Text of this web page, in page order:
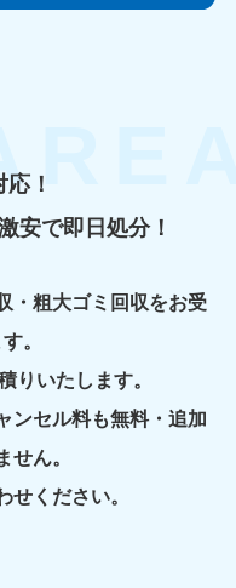
！
安で即日処分！
・粗大ゴミ回収をお受
。
りいたします。
ンセル料も無料・追加
ん。
ください。